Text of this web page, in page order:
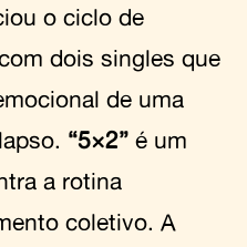
o ciclo de
dois singles que
de uma
“5×2” é um
a rotina
coletivo. A